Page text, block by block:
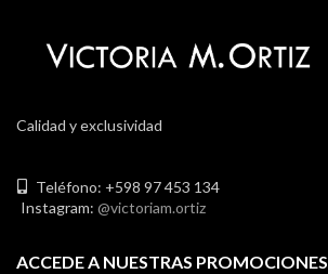
Calidad y exclusividad
Teléfono: +598 97 453 134
Instagram: @victoriam.ortiz
ACCEDE A NUESTRAS PROMOCIONES